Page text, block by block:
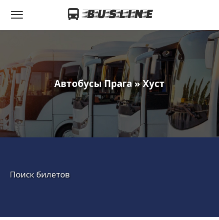
Автобусы Прага » Хуст
Поиск билетов